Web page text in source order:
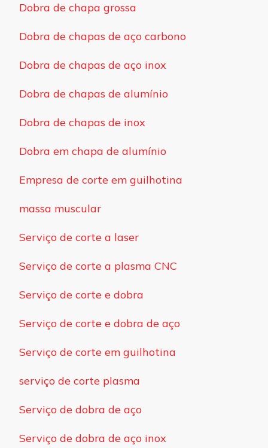
Dobra de chapa grossa
Dobra de chapas de aço carbono
Dobra de chapas de aço inox
Dobra de chapas de alumínio
Dobra de chapas de inox
Dobra em chapa de alumínio
Empresa de corte em guilhotina
massa muscular
Serviço de corte a laser
Serviço de corte a plasma CNC
Serviço de corte e dobra
Serviço de corte e dobra de aço
Serviço de corte em guilhotina
serviço de corte plasma
Serviço de dobra de aço
Serviço de dobra de aço inox